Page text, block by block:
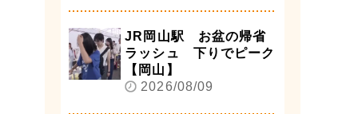
JR岡山駅 お盆の帰省
ラッシュ 下りでピーク
【岡山】
2026/08/09